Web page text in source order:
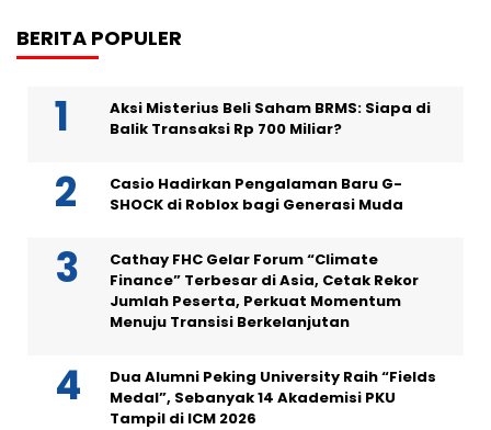
BERITA POPULER
Aksi Misterius Beli Saham BRMS: Siapa di
Balik Transaksi Rp 700 Miliar?
Casio Hadirkan Pengalaman Baru G-
SHOCK di Roblox bagi Generasi Muda
Cathay FHC Gelar Forum “Climate
Finance” Terbesar di Asia, Cetak Rekor
Jumlah Peserta, Perkuat Momentum
Menuju Transisi Berkelanjutan
Dua Alumni Peking University Raih “Fields
Medal”, Sebanyak 14 Akademisi PKU
Tampil di ICM 2026